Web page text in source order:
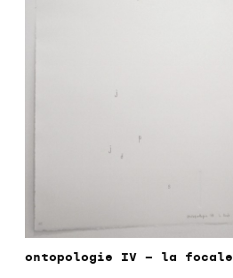
ontopologie IV – la focale